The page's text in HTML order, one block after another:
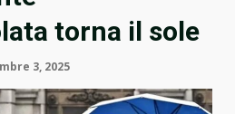
torna il sole
3, 2025